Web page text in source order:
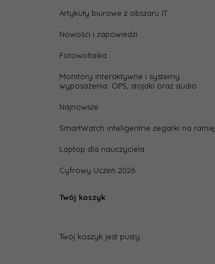
Artykuły biurowe z obszaru IT
Nowości i zapowiedzi
Fotowoltaika
Monitory interaktywne i systemy
wyposażenia: OPS, stojaki oraz audio
Najnowsze
SmartWatch inteligentne zegarki na ramię
Laptop dla nauczyciela
Cyfrowy Uczeń 2026
Twój koszyk
Twój koszyk jest pusty...